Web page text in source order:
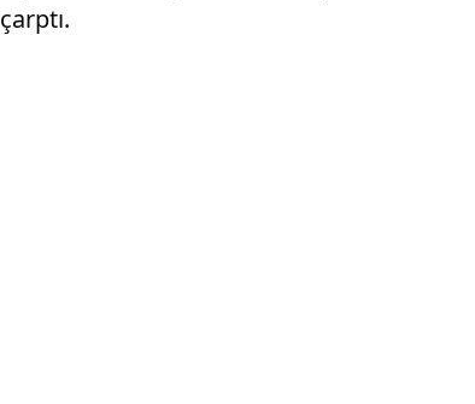
çarptı.